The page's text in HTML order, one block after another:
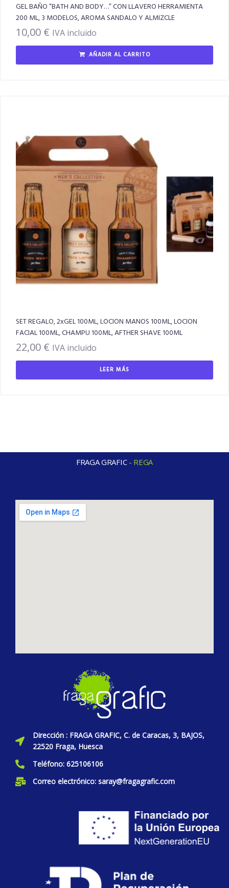
GEL BAÑO “BATH AND BODY…” CON LLAVERO HERRAMIENTA
200 ML, 3 MODELOS, AROMA SANDALO Y ALMIZCLE
10,00 € IVA incluido
AÑADIR AL CARRITO
SET REGALO, 2xGEL 100ML, LOCION MANOS 100ML, LOCION
FACIAL 100ML, CHAMPU 100ML, AFTHER SHAVE 100ML
22,00 € IVA incluido
LEER MÁS
FRAGA GRAFIC-REGALO
Dirección : FRAGA GRAFIC, C. de Caracas, 3, BAJOS,
22520 Fraga, Huesca
Teléfono: 625106106
Correo electrónico: saray@fragagrafic.com